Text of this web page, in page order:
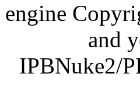
engine
and
IPBNuke2/